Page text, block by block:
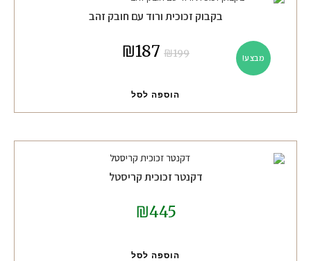
מבצע!
בקבוק זכוכית ורוד עם חובק זהב
₪199
₪187
הוספה לסל
דקנטר זכוכית קריסטל
₪445
הוספה לסל